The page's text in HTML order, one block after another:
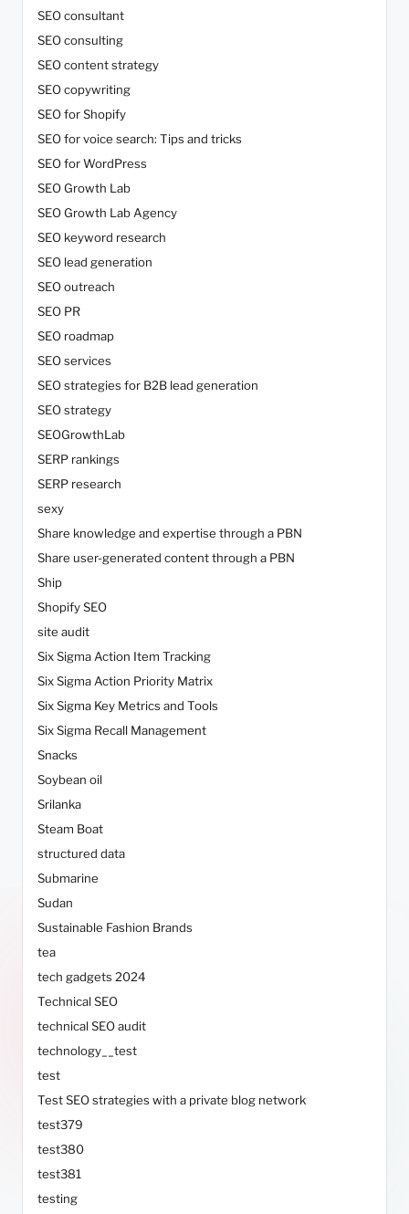
SEO consultant
SEO consulting
SEO content strategy
SEO copywriting
SEO for Shopify
SEO for voice search: Tips and tricks
SEO for WordPress
SEO Growth Lab
SEO Growth Lab Agency
SEO keyword research
SEO lead generation
SEO outreach
SEO PR
SEO roadmap
SEO services
SEO strategies for B2B lead generation
SEO strategy
SEOGrowthLab
SERP rankings
SERP research
sexy
Share knowledge and expertise through a PBN
Share user-generated content through a PBN
Ship
Shopify SEO
site audit
Six Sigma Action Item Tracking
Six Sigma Action Priority Matrix
Six Sigma Key Metrics and Tools
Six Sigma Recall Management
Snacks
Soybean oil
Srilanka
Steam Boat
structured data
Submarine
Sudan
Sustainable Fashion Brands
tea
tech gadgets 2024
Technical SEO
technical SEO audit
technology__test
test
Test SEO strategies with a private blog network
test379
test380
test381
testing